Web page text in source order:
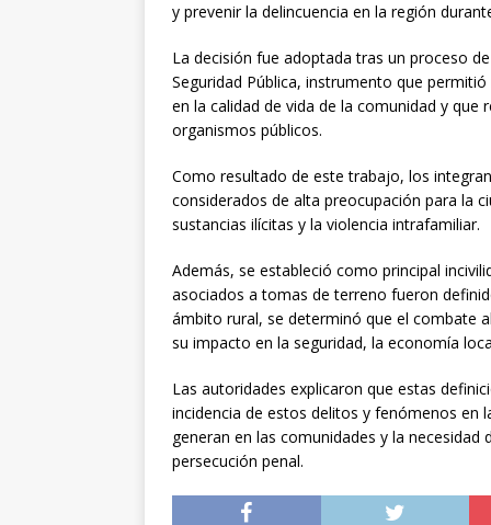
y prevenir la delincuencia en la región
La decisión fue adoptada tras un proceso
Seguridad Pública, instrumento que
en la calidad de vida de la comunidad y
organismos públicos.
Como resultado de este trabajo, los
considerados de alta preocupación para la
sustancias ilícitas y la violencia intrafamiliar.
Además, se estableció como principal
asociados a tomas de terreno fueron
ámbito rural, se determinó que el combate
su impacto en la seguridad, la economía
Las autoridades explicaron que estas
incidencia de estos delitos y fenómenos en
generan en las comunidades y la
persecución penal.